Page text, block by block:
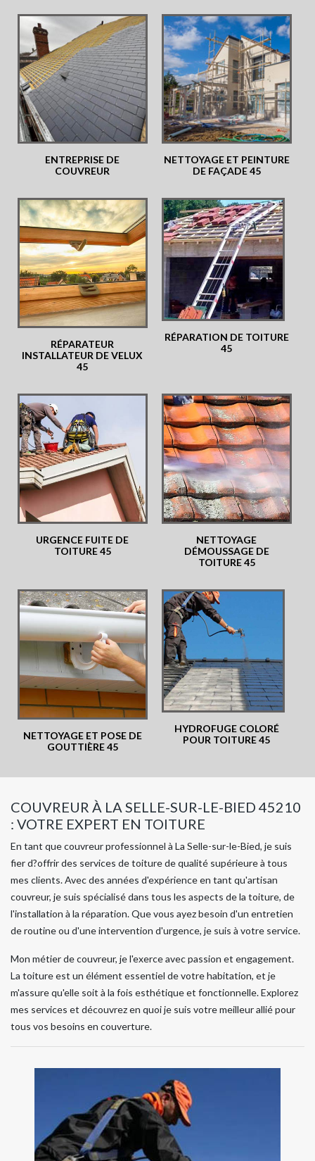
ENTREPRISE DE
COUVREUR
NETTOYAGE ET PEINTURE
DE FAÇADE 45
RÉPARATEUR
INSTALLATEUR DE VELUX
45
RÉPARATION DE TOITURE
45
URGENCE FUITE DE
TOITURE 45
NETTOYAGE
DÉMOUSSAGE DE
TOITURE 45
NETTOYAGE ET POSE DE
GOUTTIÈRE 45
HYDROFUGE COLORÉ
POUR TOITURE 45
COUVREUR À LA SELLE-SUR-LE-BIED 45210
: VOTRE EXPERT EN TOITURE
En tant que couvreur professionnel à La Selle-sur-le-Bied, je suis
fier d?offrir des services de toiture de qualité supérieure à tous
mes clients. Avec des années d'expérience en tant qu'artisan
couvreur, je suis spécialisé dans tous les aspects de la toiture, de
l'installation à la réparation. Que vous ayez besoin d'un entretien
de routine ou d'une intervention d'urgence, je suis à votre service.
Mon métier de couvreur, je l'exerce avec passion et engagement.
La toiture est un élément essentiel de votre habitation, et je
m'assure qu'elle soit à la fois esthétique et fonctionnelle. Explorez
mes services et découvrez en quoi je suis votre meilleur allié pour
tous vos besoins en couverture.